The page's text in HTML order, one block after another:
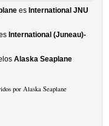
es International JNU
International (Juneau)-
Alaska Seaplane
por Alaska Seaplane